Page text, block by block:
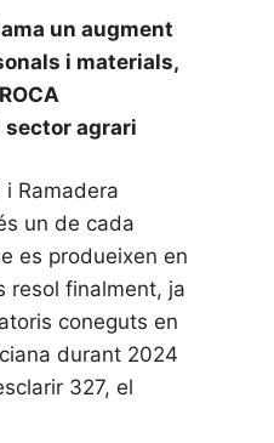
un augment
i materials,
agrari
Ramadera
un de cada
es produeixen en
resol finalment, ja
coneguts en
durant 2024
327, el